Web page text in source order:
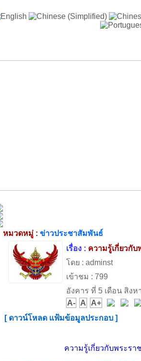
หมวดหมู่ : ข่าวประชาสัมพันธ์
เรื่อง : ความรู้เกี่ยวกั
โดย : adminst
เข้าชม : 799
อังคาร ที่ 5 เดือน สิง
A-
A
A+
[ ดาวน์โหลด แฟ้มข้อมูลประกอบ ]
ความรู้เกี่ยวกับพระร